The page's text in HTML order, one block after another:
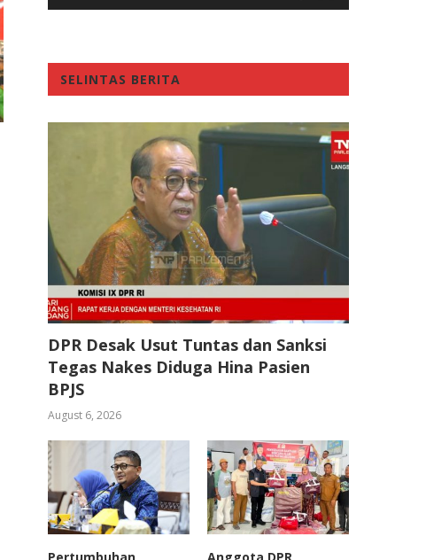
SELINTAS BERITA
DPR Desak Usut Tuntas dan Sanksi
Tegas Nakes Diduga Hina Pasien
BPJS
August 6, 2026